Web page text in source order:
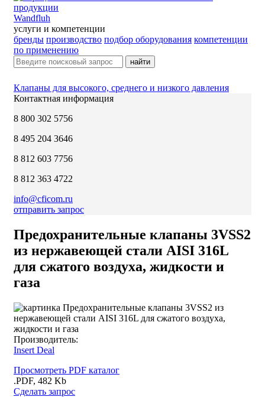
Wandfluh
услуги и компетенции
бренды производство подбор оборудования компетенции
по применению
найти
Клапаны для высокого, среднего и низкого давления
Контактная информация
8 800 302 5756
8 495 204 3646
8 812 603 7756
8 812 363 4722
info@cficom.ru
отправить запрос
Предохранительные клапаны 3VSS2
из нержавеющей стали AISI 316L
для сжатого воздуха, жидкости и
газа
Производитель:
Insert Deal
Просмотреть PDF каталог
.PDF, 482 Kb
Сделать запрос